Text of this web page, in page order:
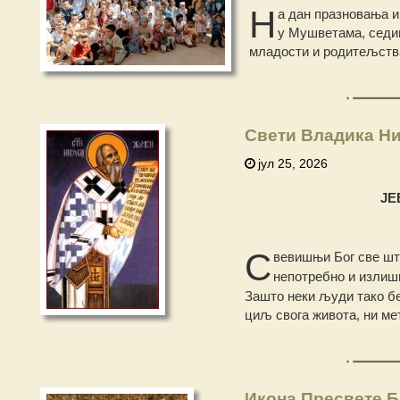
Н а дан празновања
у Мушветама,
младости и
Свети Владика
јул 25, 2026
С вевишњи Бог све
непотребно и
Зашто неки људи тако
циљ свога живота, ни